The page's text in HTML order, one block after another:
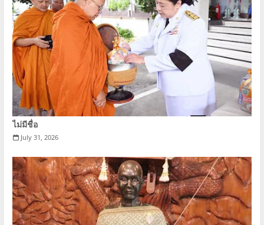
ไม่มีชื่อ
July 31, 2026